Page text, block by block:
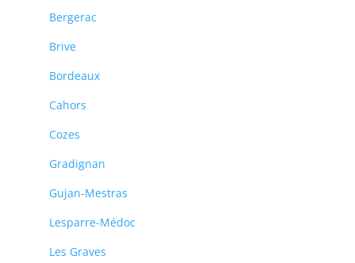
Bergerac
Brive
Bordeaux
Cahors
Cozes
Gradignan
Gujan-Mestras
Lesparre-Médoc
Les Graves